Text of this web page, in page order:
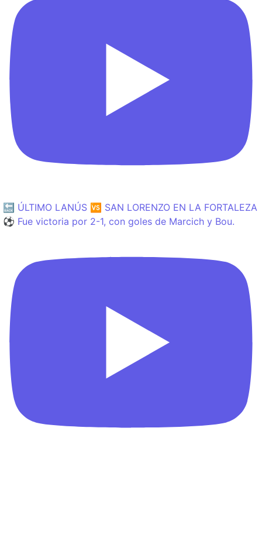
🔙 ÚLTIMO LANÚS 🆚 SAN LORENZO EN LA FORTALEZA
⚽️ Fue victoria por 2-1, con goles de Marcich y Bou.